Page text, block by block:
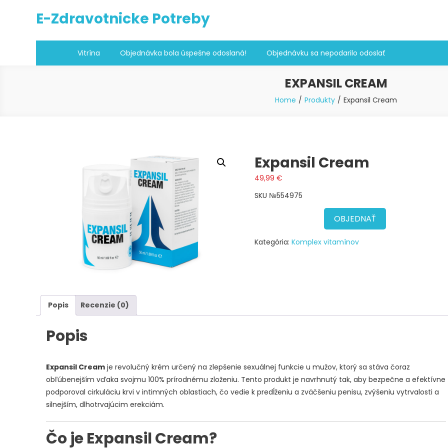
E-Zdravotnicke Potreby
Vitrína Objednávka bola úspešne odoslaná! Objednávku sa nepodarilo odoslať
EXPANSIL CREAM
Home Produkty Expansil Cream
Expansil Cream
49,99 €
SKU №554975
OBJEDNAŤ
Kategória: Komplex vitamínov
Popis Recenzie (0)
Popis
Expansil Cream je revolučný krém určený na zlepšenie sexuálnej funkcie u mužov, ktorý sa stáva čoraz
obľúbenejším vďaka svojmu 100% prírodnému zloženiu. Tento produkt je navrhnutý tak, aby bezpečne a efektívne
podporoval cirkuláciu krvi v intimných oblastiach, čo vedie k predĺženiu a zväčšeniu penisu, zvýšeniu vytrvalosti a
silnejším, dlhotrvajúcim erekciám.
Čo je Expansil Cream?